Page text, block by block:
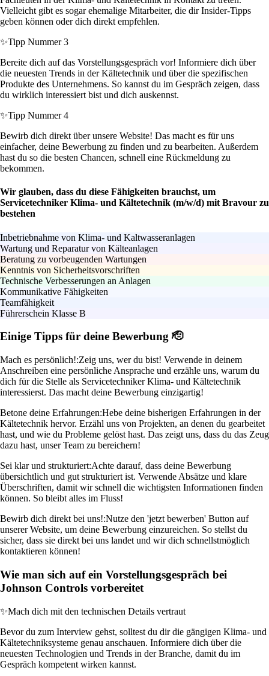
Vielleicht gibt es sogar ehemalige Mitarbeiter, die dir Insider-Tipps
geben können oder dich direkt empfehlen.
✨Tipp Nummer 3
Bereite dich auf das Vorstellungsgespräch vor! Informiere dich über
die neuesten Trends in der Kältetechnik und über die spezifischen
Produkte des Unternehmens. So kannst du im Gespräch zeigen, dass
du wirklich interessiert bist und dich auskennst.
✨Tipp Nummer 4
Bewirb dich direkt über unsere Website! Das macht es für uns
einfacher, deine Bewerbung zu finden und zu bearbeiten. Außerdem
hast du so die besten Chancen, schnell eine Rückmeldung zu
bekommen.
Wir glauben, dass du diese Fähigkeiten brauchst, um
Servicetechniker Klima- und Kältetechnik (m/w/d) mit Bravour zu
bestehen
Inbetriebnahme von Klima- und Kaltwasseranlagen
Wartung und Reparatur von Kälteanlagen
Beratung zu vorbeugenden Wartungen
Kenntnis von Sicherheitsvorschriften
Technische Verbesserungen an Anlagen
Kommunikative Fähigkeiten
Teamfähigkeit
Führerschein Klasse B
Einige Tipps für deine Bewerbung 🫡
Mach es persönlich!:Zeig uns, wer du bist! Verwende in deinem
Anschreiben eine persönliche Ansprache und erzähle uns, warum du
dich für die Stelle als Servicetechniker Klima- und Kältetechnik
interessierst. Das macht deine Bewerbung einzigartig!
Betone deine Erfahrungen:Hebe deine bisherigen Erfahrungen in der
Kältetechnik hervor. Erzähl uns von Projekten, an denen du gearbeitet
hast, und wie du Probleme gelöst hast. Das zeigt uns, dass du das Zeug
dazu hast, unser Team zu bereichern!
Sei klar und strukturiert:Achte darauf, dass deine Bewerbung
übersichtlich und gut strukturiert ist. Verwende Absätze und klare
Überschriften, damit wir schnell die wichtigsten Informationen finden
können. So bleibt alles im Fluss!
Bewirb dich direkt bei uns!:Nutze den 'jetzt bewerben' Button auf
unserer Website, um deine Bewerbung einzureichen. So stellst du
sicher, dass sie direkt bei uns landet und wir dich schnellstmöglich
kontaktieren können!
Wie man sich auf ein Vorstellungsgespräch bei
Johnson Controls vorbereitet
✨Mach dich mit den technischen Details vertraut
Bevor du zum Interview gehst, solltest du dir die gängigen Klima- und
Kältetechniksysteme genau anschauen. Informiere dich über die
neuesten Technologien und Trends in der Branche, damit du im
Gespräch kompetent wirken kannst.